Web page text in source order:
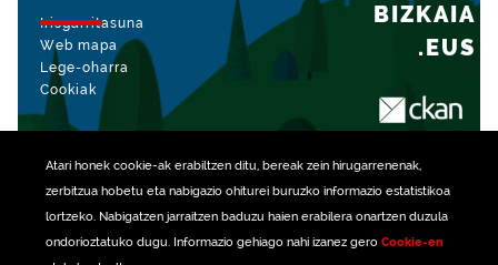
Atari honek cookie-ak erabiltzen ditu, bereak zein hirugarrenenak,
zerbitzua hobetu eta nabigazio ohiturei buruzko informazio estatistikoa
lortzeko. Nabigatzen jarraitzen baduzu haien erabilera onartzen duzula
ondorioztatuko dugu. Informazio gehiago nahi izanez gero Cookie-en
Irisgarritasuna
Web mapa
Lege-oharra
Cookiak
BIZKAIA
.EUS